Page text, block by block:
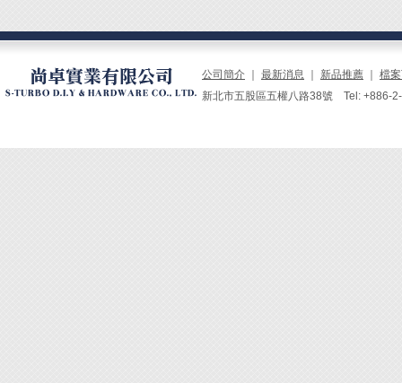
公司簡介 最新消息 新品推薦
檔
新北市五股區五權八路38號 Tel: